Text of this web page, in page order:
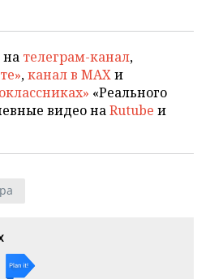
на телеграм-канал,
,канал в MAXи
«Реального
видео наRutube и